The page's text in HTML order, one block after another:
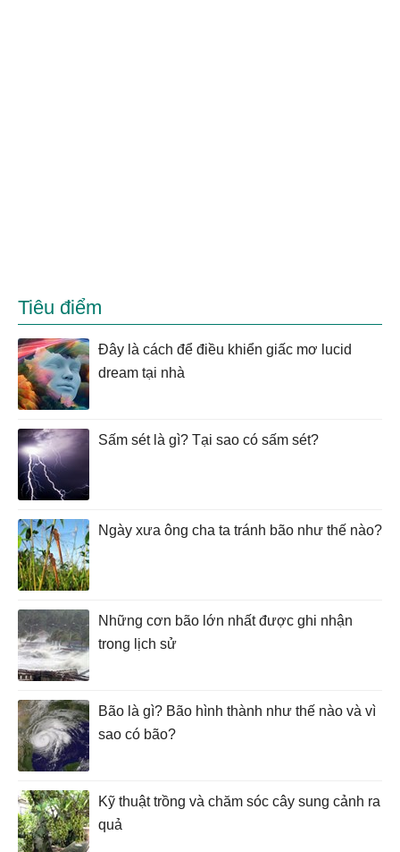
Tiêu điểm
Đây là cách để điều khiển giấc mơ lucid
dream tại nhà
Sấm sét là gì? Tại sao có sấm sét?
Ngày xưa ông cha ta tránh bão như thế nào?
Những cơn bão lớn nhất được ghi nhận
trong lịch sử
Bão là gì? Bão hình thành như thế nào và vì
sao có bão?
Kỹ thuật trồng và chăm sóc cây sung cảnh ra
quả